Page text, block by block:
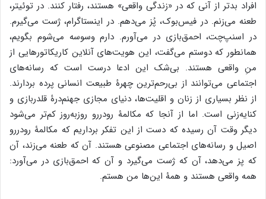
افراد بدتر از آنی که در «زندگی واقعی» هستند، رفتار کنند. در توئیتر،
طعنه می‌زنم. در فیس‌بوک، پُز می‌دهم. در اینستاگرام، ژست می‌گیرم.
در اسنپ‌چت، احمق‌بازی در می‌آورم. دارم وسوسه می‌شوم بگویم،
همانطور که دوستم می‌گفت، این هویت‌های آنلاین کاریکاتورهایی از
منِ واقعی هستند. بی‌شک این ادعا درست است که رسانه‌های
اجتماعی می‌توانند از بی‌رحم‌ترین چهرۀ طبیعت انسانی پرده بردارند.
از نظر بسیاری از زنان و اقلیت‌ها، دنیای مجازی جهنم‌درۀ قلدربازی و
کنایه‌زنی است. اما از آنجا که مکالمۀ رودررو روزبه‌روز کم‌تر می‌شود
دیگر وقت آن رسیده که دست از این تفکر برداریم که مکالمۀ رودررو
اصیل و رسانه‌های اجتماعی مصنوعی هستند. آن که طعنه می‌زند، آن
که پز می‌دهد، آن که ژست می‌گیرد و آن که احمق‌بازی در می‌آورد:
همه واقعی هستند و همۀ این‌ها من هستم.